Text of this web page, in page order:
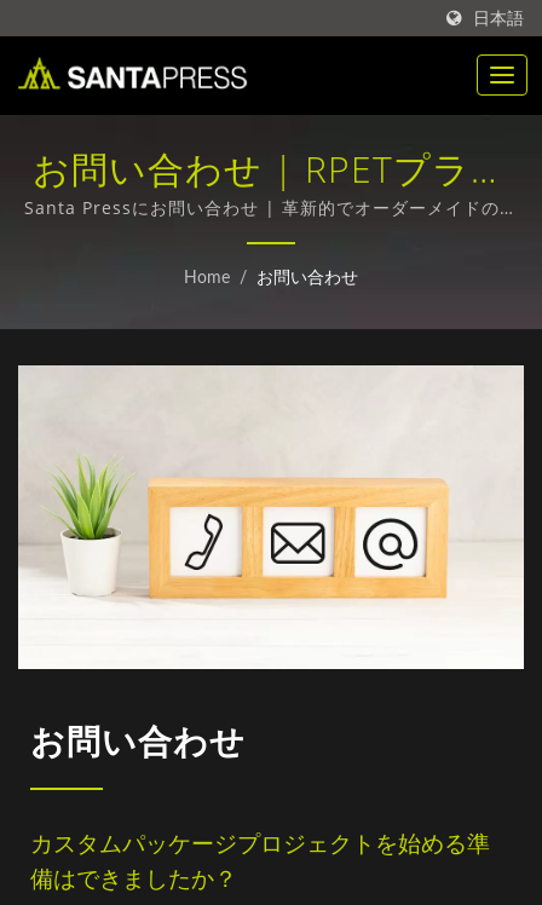
日本語
お問い合わせ | RPETプラス
チック包装箱の大量購入メー
カー | Santa Press Co., Ltd.
Santa Pressにお問い合わせ | 革新的でオーダーメイドのパ
ッケージデザイン
Home / お問い合わせ
お問い合わせ
カスタムパッケージプロジェクトを始める準
備はできましたか？